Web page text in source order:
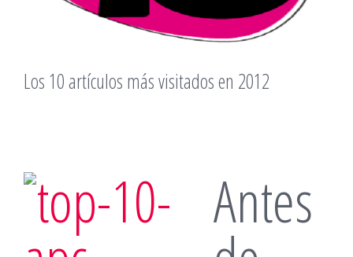
Los 10 artículos más visitados en 2012
Antes